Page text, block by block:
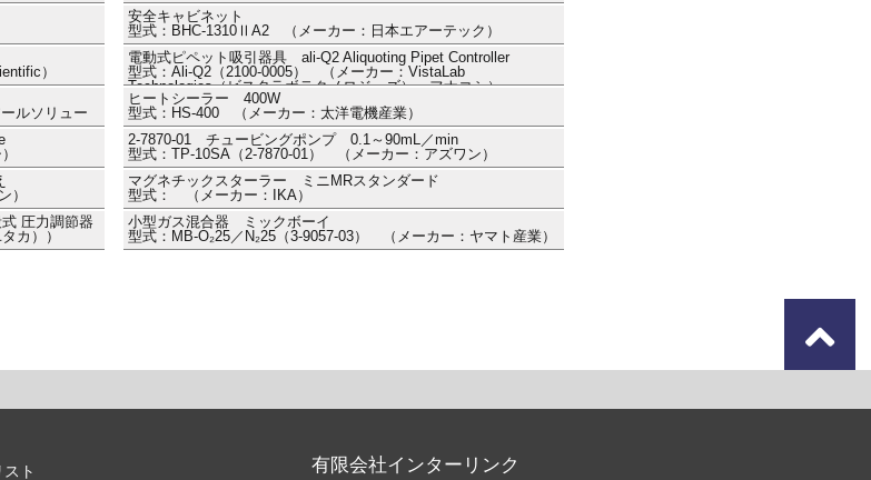
安全キャビネット
型式：BHC-1310ⅡA2 （メーカー：日本エアーテック）
）
電動式ピペット吸引器具 ali-Q2 Aliquoting Pipet Controller
型式：Ali-Q2（2100-0005） （メーカー：VistaLab
Technologies（ビスタラボテクノロジーズ） フナコシ）
ルソリュー
ヒートシーラー 400W
型式：HS-400 （メーカー：太洋電機産業）
2-7870-01 チュービングポンプ 0.1～90mL／min
型式：TP-10SA（2-7870-01） （メーカー：アズワン）
）
マグネチックスターラー ミニMRスタンダード
型式： （メーカー：IKA）
圧力調節器
カ））
小型ガス混合器 ミックボーイ
型式：MB-O₂25／N₂25（3-9057-03） （メーカー：ヤマト産業）
ト 有限会社インターリンク